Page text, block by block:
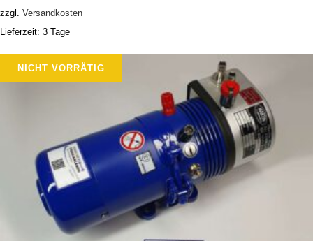
zzgl. Versandkosten
Lieferzeit: 3 Tage
NICHT VORRÄTIG